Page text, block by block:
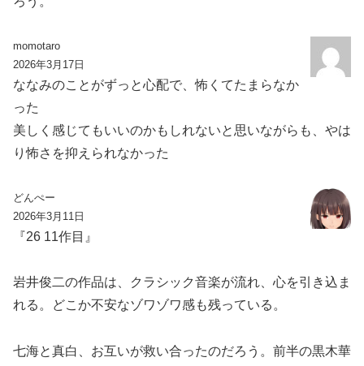
momotaro
2026年3月17日
ななみのことがずっと心配で、怖くてたまらなか
った
美しく感じてもいいのかもしれないと思いながらも、やは
り怖さを抑えられなかった
どんぺー
2026年3月11日
『26 11作目』
岩井俊二の作品は、クラシック音楽が流れ、心を引き込ま
れる。どこか不安なゾワゾワ感も残っている。
七海と真白、お互いが救い合ったのだろう。前半の黒木華